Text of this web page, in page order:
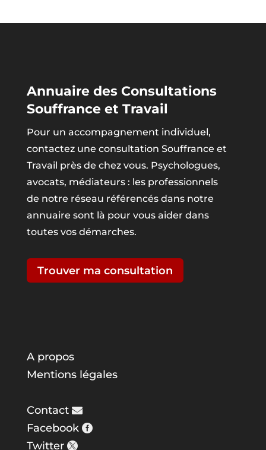
Annuaire des Consultations
Souffrance et Travail
Pour un accompagnement individuel,
contactez une consultation Souffrance et
Travail près de chez vous. Psychologues,
avocats, médiateurs : les professionnels
de notre réseau référencés dans notre
annuaire sont là pour vous aider dans
toutes vos démarches.
Trouver ma consultation
A propos
Mentions légales
Contact
Facebook
Twitter